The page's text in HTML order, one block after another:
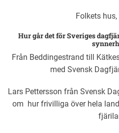
Folkets
Hur går det för Sveriges
Från Beddingestrand till
med Svensk
Lars Pettersson från Svensk
om hur frivilliga över hela